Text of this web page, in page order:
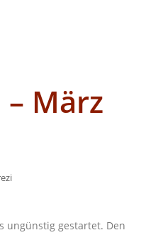
März
ungünstig gestartet. Den